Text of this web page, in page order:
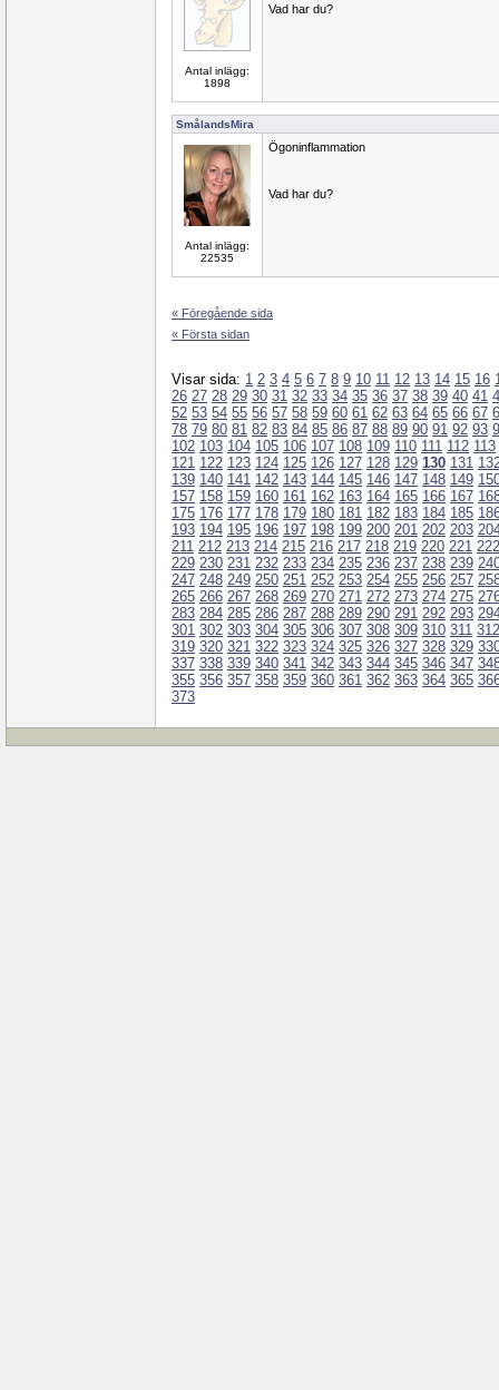
Antal inlägg:
1898
Vad har du?
SmålandsMira
Antal inlägg:
22535
Ögoninflammation
Vad har du?
« Föregående sida
« Första sidan
Visar sida: 1 2 3 4 5 6 7 8 9 10 11 12 13 14 15 16
26 27 28 29 30 31 32 33 34 35 36 37 38 39 40 41
52 53 54 55 56 57 58 59 60 61 62 63 64 65 66 67
78 79 80 81 82 83 84 85 86 87 88 89 90 91 92 93
102 103 104 105 106 107 108 109 110 111 112 113
121 122 123 124 125 126 127 128 129 130 131
139 140 141 142 143 144 145 146 147 148 149
157 158 159 160 161 162 163 164 165 166 167
175 176 177 178 179 180 181 182 183 184 185
193 194 195 196 197 198 199 200 201 202 203
211 212 213 214 215 216 217 218 219 220 221 222
229 230 231 232 233 234 235 236 237 238 239
247 248 249 250 251 252 253 254 255 256 257
265 266 267 268 269 270 271 272 273 274 275
283 284 285 286 287 288 289 290 291 292 293
301 302 303 304 305 306 307 308 309 310 311 312
319 320 321 322 323 324 325 326 327 328 329
337 338 339 340 341 342 343 344 345 346 347
355 356 357 358 359 360 361 362 363 364 365
373